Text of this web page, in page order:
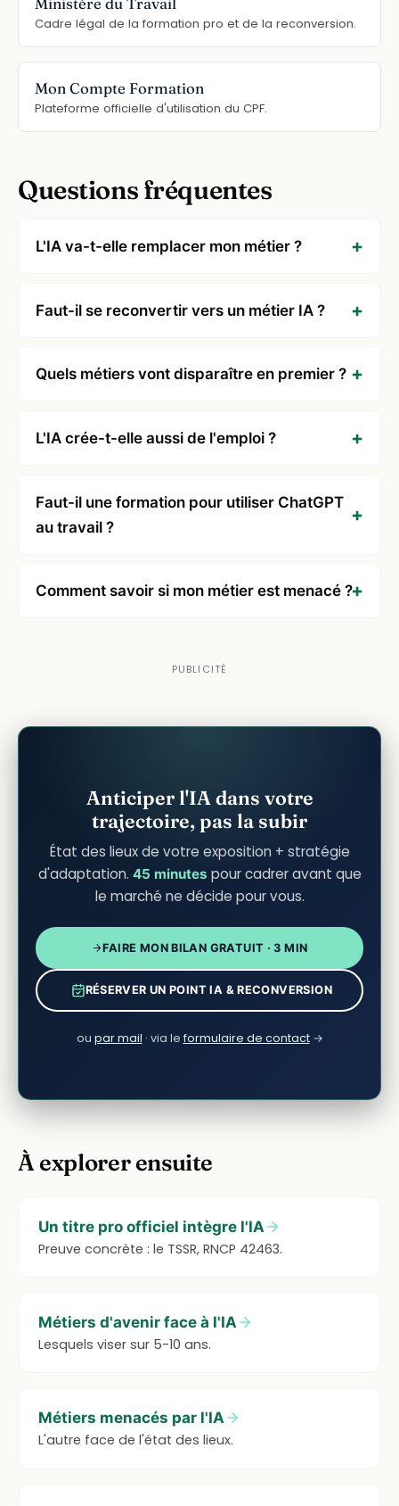
Ministère du Travail
Cadre légal de la formation pro et de la reconversion.
Mon Compte Formation
Plateforme officielle d'utilisation du CPF.
Questions fréquentes
L'IA va-t-elle remplacer mon métier ?
Faut-il se reconvertir vers un métier IA ?
Quels métiers vont disparaître en premier ?
L'IA crée-t-elle aussi de l'emploi ?
Faut-il une formation pour utiliser ChatGPT
au travail ?
Comment savoir si mon métier est menacé ?
Anticiper l'IA dans votre
trajectoire, pas la subir
État des lieux de votre exposition + stratégie
d'adaptation. 45 minutes pour cadrer avant que
le marché ne décide pour vous.
FAIRE MON BILAN GRATUIT · 3 MIN
RÉSERVER UN POINT IA & RECONVERSION
ou par mail · via le formulaire de contact→
À explorer ensuite
Un titre pro officiel intègre l'IA
Preuve concrète : le TSSR, RNCP 42463.
Métiers d'avenir face à l'IA
Lesquels viser sur 5-10 ans.
Métiers menacés par l'IA
L'autre face de l'état des lieux.